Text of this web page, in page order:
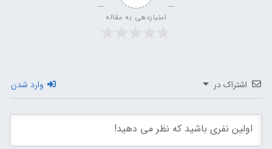
امتیازدهی به مقاله
اشتراک در وارد شدن